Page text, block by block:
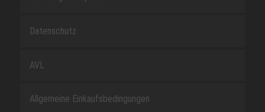
Datenschutz
AVL
Allgemeine Einkaufsbedingungen